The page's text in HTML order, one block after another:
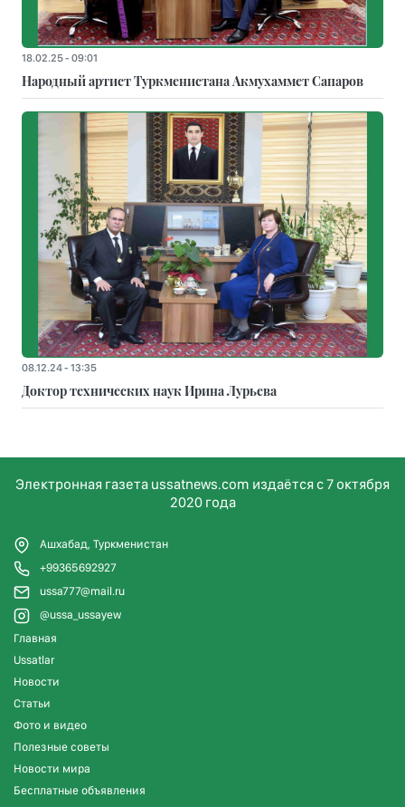
18.02.25 - 09:01
Народный артист Туркменистана Акмухаммет Сапаров
08.12.24 - 13:35
Доктор технических наук Ирина Лурьева
Электронная газета ussatnews.com издаётся с 7 октября
2020 года
Ашхабад, Туркменистан
+99365692927
ussa777@mail.ru
@ussa_ussayew
Главная
Ussatlar
Новости
Статьи
Фото и видео
Полезные советы
Новости мира
Бесплатные объявления